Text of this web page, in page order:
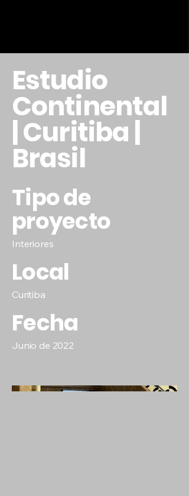
Estudio
Continental
| Curitiba |
Brasil
Tipo de
proyecto
Interiores
Local
Curitiba
Fecha
Junio de 2022